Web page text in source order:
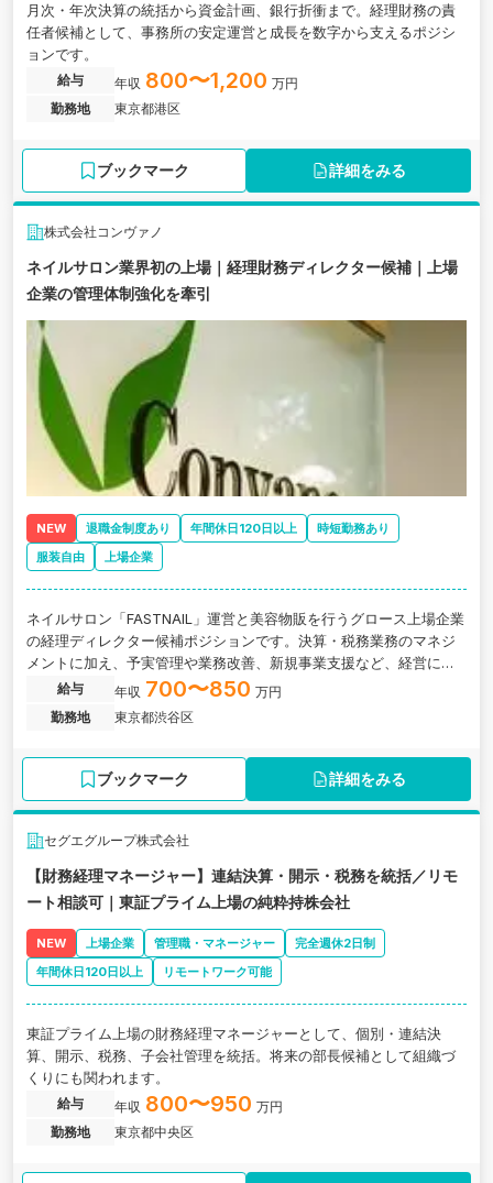
月次・年次決算の統括から資金計画、銀行折衝まで。経理財務の責
任者候補として、事務所の安定運営と成長を数字から支えるポジシ
ョンです。
給与 年収 800〜1,200 万円
勤務地
東京都港区
ブックマーク 詳細をみる
株式会社コンヴァノ
ネイルサロン業界初の上場｜経理財務ディレクター候補｜上場
企業の管理体制強化を牽引
NEW 退職金制度あり 年間休日120日以上
時短勤務あり
服装自由
上場企業
ネイルサロン「FASTNAIL」運営と美容物販を行うグロース上場企業
の経理ディレクター候補ポジションです。決算・税務業務のマネジ
メントに加え、予実管理や業務改善、新規事業支援など、経営に近
い立場で事業成長を支えていただきます。
給与 年収 700〜850 万円
勤務地
東京都渋谷区
ブックマーク 詳細をみる
セグエグループ株式会社
【財務経理マネージャー】連結決算・開示・税務を統括／リモ
ート相談可｜東証プライム上場の純粋持株会社
NEW 上場企業 管理職・マネージャー
完全週休2日制
年間休日120日以上
リモートワーク可能
東証プライム上場の財務経理マネージャーとして、個別・連結決
算、開示、税務、子会社管理を統括。将来の部長候補として組織づ
くりにも関われます。
給与 年収 800〜950 万円
勤務地
東京都中央区